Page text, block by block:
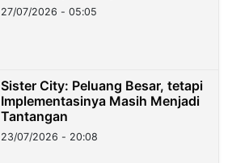
27/07/2026 - 05:05
Sister City: Peluang Besar, tetapi
Implementasinya Masih Menjadi
Tantangan
23/07/2026 - 20:08